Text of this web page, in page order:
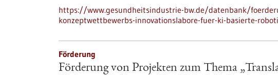
https://www.gesundheitsindustrie-bw.de/datenbank/
konzeptwettbewerbs-innovationslabore-fuer-ki-basierte-
Förderung
Förderung von Projekten zum Thema